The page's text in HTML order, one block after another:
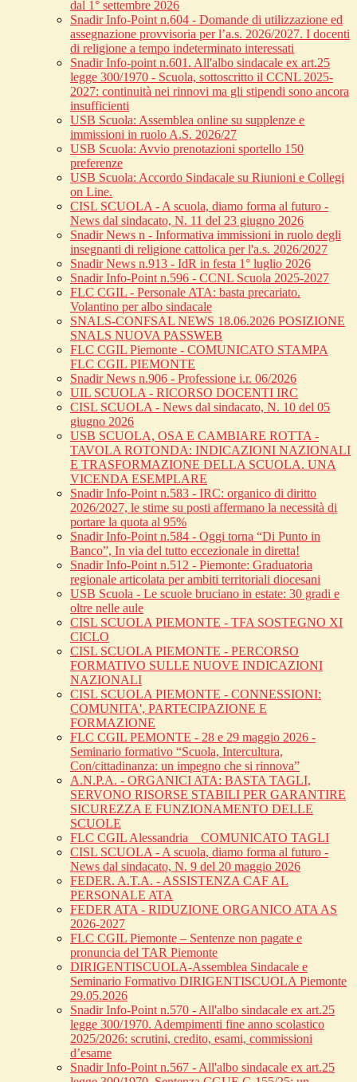
dal 1° settembre 2026
Snadir Info-Point n.604 - Domande di utilizzazione ed
assegnazione provvisoria per l’a.s. 2026/2027. I docenti
di religione a tempo indeterminato interessati
Snadir Info-point n.601. All'albo sindacale ex art.25
legge 300/1970 - Scuola, sottoscritto il CCNL 2025-
2027: continuità nei rinnovi ma gli stipendi sono ancora
insufficienti
USB Scuola: Assemblea online su supplenze e
immissioni in ruolo A.S. 2026/27
USB Scuola: Avvio prenotazioni sportello 150
preferenze
USB Scuola: Accordo Sindacale su Riunioni e Collegi
on Line.
CISL SCUOLA - A scuola, diamo forma al futuro -
News dal sindacato, N. 11 del 23 giugno 2026
Snadir News n - Informativa immissioni in ruolo degli
insegnanti di religione cattolica per l'a.s. 2026/2027
Snadir News n.913 - IdR in festa 1° luglio 2026
Snadir Info-Point n.596 - CCNL Scuola 2025-2027
FLC CGIL - Personale ATA: basta precariato.
Volantino per albo sindacale
SNALS-CONFSAL NEWS 18.06.2026 POSIZIONE
SNALS NUOVA PASSWEB
FLC CGIL Piemonte - COMUNICATO STAMPA
FLC CGIL PIEMONTE
Snadir News n.906 - Professione i.r. 06/2026
UIL SCUOLA - RICORSO DOCENTI IRC
CISL SCUOLA - News dal sindacato, N. 10 del 05
giugno 2026
USB SCUOLA, OSA E CAMBIARE ROTTA -
TAVOLA ROTONDA: INDICAZIONI NAZIONALI
E TRASFORMAZIONE DELLA SCUOLA. UNA
VICENDA ESEMPLARE
Snadir Info-Point n.583 - IRC: organico di diritto
2026/2027, le stime su posti affermano la necessità di
portare la quota al 95%
Snadir Info-Point n.584 - Oggi torna “Di Punto in
Banco”, In via del tutto eccezionale in diretta!
Snadir Info-Point n.512 - Piemonte: Graduatoria
regionale articolata per ambiti territoriali diocesani
USB Scuola - Le scuole bruciano in estate: 30 gradi e
oltre nelle aule
CISL SCUOLA PIEMONTE - TFA SOSTEGNO XI
CICLO
CISL SCUOLA PIEMONTE - PERCORSO
FORMATIVO SULLE NUOVE INDICAZIONI
NAZIONALI
CISL SCUOLA PIEMONTE - CONNESSIONI:
COMUNITA', PARTECIPAZIONE E
FORMAZIONE
FLC CGIL PEMONTE - 28 e 29 maggio 2026 -
Seminario formativo “Scuola, Intercultura,
Con/cittadinanza: un impegno che si rinnova”
A.N.P.A. - ORGANICI ATA: BASTA TAGLI,
SERVONO RISORSE STABILI PER GARANTIRE
SICUREZZA E FUNZIONAMENTO DELLE
SCUOLE
FLC CGIL Alessandria _ COMUNICATO TAGLI
CISL SCUOLA - A scuola, diamo forma al futuro -
News dal sindacato, N. 9 del 20 maggio 2026
FEDER. A.T.A. - ASSISTENZA CAF AL
PERSONALE ATA
FEDER ATA - RIDUZIONE ORGANICO ATA AS
2026-2027
FLC CGIL Piemonte – Sentenze non pagate e
pronuncia del TAR Piemonte
DIRIGENTISCUOLA-Assemblea Sindacale e
Seminario Formativo DIRIGENTISCUOLA Piemonte
29.05.2026
Snadir Info-Point n.570 - All'albo sindacale ex art.25
legge 300/1970. Adempimenti fine anno scolastico
2025/2026: scrutini, credito, esami, commissioni
d’esame
Snadir Info-Point n.567 - All'albo sindacale ex art.25